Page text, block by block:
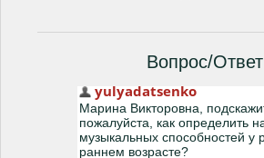
Вопрос/Ответ